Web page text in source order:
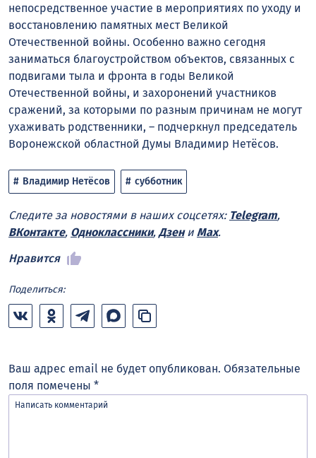
непосредственное участие в мероприятиях по уходу и
восстановлению памятных мест Великой
Отечественной войны. Особенно важно сегодня
заниматься благоустройством объектов, связанных с
подвигами тыла и фронта в годы Великой
Отечественной войны, и захоронений участников
сражений, за которыми по разным причинам не могут
ухаживать родственники, – подчеркнул председатель
Воронежской областной Думы Владимир Нетёсов.
Владимир Нетёсов субботник
Следите за новостями в наших соцсетях: Telegram,
ВКонтакте, Одноклассники, Дзени Max.
Нравится
Поделиться:
Ваш адрес email не будет опубликован. Обязательные
поля помечены *